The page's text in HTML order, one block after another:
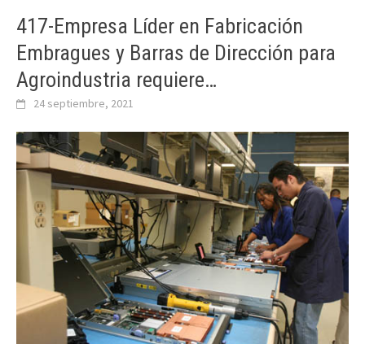
417-Empresa Líder en Fabricación
Embragues y Barras de Dirección para
Agroindustria requiere…
24 septiembre, 2021